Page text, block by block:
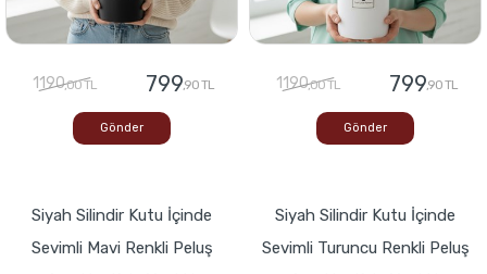
1190,00 TL 799,90 TL
Gönder
1190,00 TL 799,90 TL
Gönder
Siyah Silindir Kutu İçinde
Sevimli Mavi Renkli Peluş
Siyah Silindir Kutu İçinde
Sevimli Turuncu Renkli Peluş